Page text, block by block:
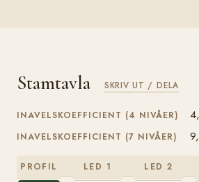
Stamtavla SKRIV UT / DELA
INAVELSKOEFFICIENT (4 NIVÅER)
INAVELSKOEFFICIENT (7 NIVÅER)
PROFIL LED 1 LED 2